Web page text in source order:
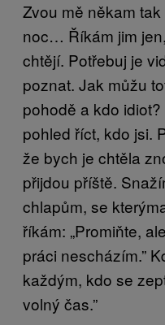
Zvou mě někam
noc… Říkám jim
chtějí. Potřebuj je
poznat. Jak můžu
pohodě a kdo
pohled říct, kdo jsi.
že bych je chtěla
přijdou příště.
chlapům, se
říkám: „Promiňte,
práci nescházím.”
každým, kdo se
volný čas.”